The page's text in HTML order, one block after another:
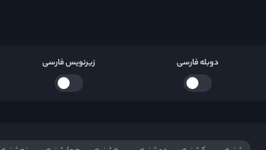
دوبله فارسی زیرنویس فارسی